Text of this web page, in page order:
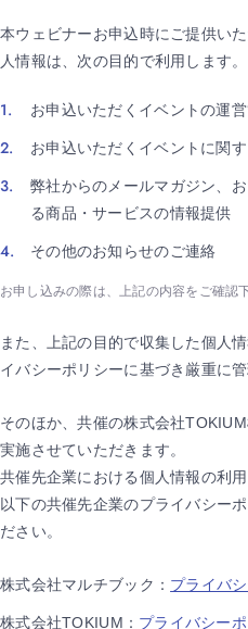
本ウェビナーお申込時にご提供い
人情報は、次の目的で利用します。
お申込いただくイベントの運
お申込いただくイベントに関
弊社からのメールマガジン、
る商品・サービスの情報提供
その他のお知らせのご連絡
お申し込みの際は、上記の内容をご確認
また、上記の目的で収集した個人
イバシーポリシーに基づき厳重に
そのほか、共催の株式会社
実施させていただきます。
共催先企業における個人情報の利用
以下の共催先企業のプライバシー
ださい。
株式会社マルチブック： プライバ
株式会社TOKIUM： プライバシー